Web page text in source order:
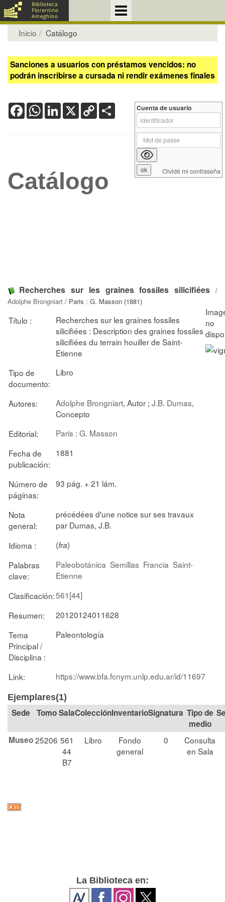
Inicio Catálogo
Sanciones a usuarios con préstamos vencidos: no
podrán inscribirse a cursada ni rendir exámenes finales
FacebookWhatsApp
LinkedIn
X Copy
Link
Catálogo
Recherches sur les graines fossiles silicifiées /
Adolphe Brongniart / Paris : G. Masson (1881)
Título :
Recherches sur les graines fossiles
silicifiées : Description des graines fossiles
silicifiées du terrain houiller de Saint-
Etienne
Tipo de
documento:
Libro
Autores: Adolphe Brongniart, Autor ; J.B. Dumas,
Concepto
Editorial:
Paris : G. Masson
Fecha de
publicación:
1881
Número de
páginas:
93 pág. + 21 lám.
Nota
general:
précédées d'une notice sur ses travaux
par Dumas, J.B.
Idioma :
(fra)
Palabras
clave:
Paleobotánica Semillas Francia Saint-
Etienne
Clasificación:561[44]
Resumen:
20120124011628
Tema
Principal /
Disciplina :
Paleontología
Link: https://www.bfa.fcnym.unlp.edu.ar/id/11697
Ejemplares(1)
Tomo SalaColección Signatura Tipo de
medio
Museo25206 561
44
B7
Libro
Fondo
general
0
Consulta
en Sala
Cuenta de usuario
Olvidé mi contraseña
La Biblioteca en: